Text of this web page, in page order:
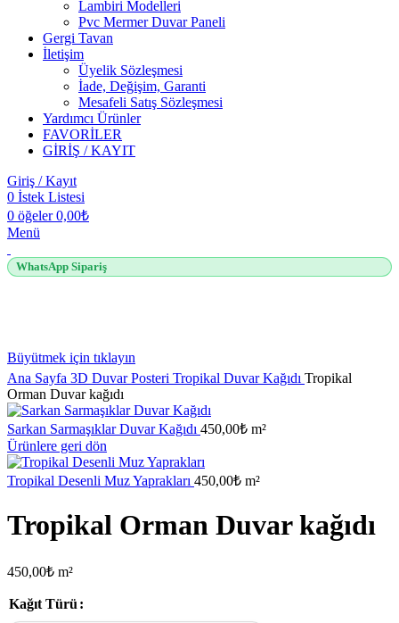
Lambiri Modelleri
Pvc Mermer Duvar Paneli
Gergi Tavan
İletişim
Üyelik Sözleşmesi
İade, Değişim, Garanti
Mesafeli Satış Sözleşmesi
Yardımcı Ürünler
FAVORİLER
GİRİŞ / KAYIT
Giriş / Kayıt
0 İstek Listesi
0 öğeler 0,00₺
Menü
WhatsApp Sipariş
Büyütmek için tıklayın
Ana Sayfa 3D Duvar Posteri Tropikal Duvar Kağıdı Tropikal
Orman Duvar kağıdı
Sarkan Sarmaşıklar Duvar Kağıdı 450,00₺ m²
Ürünlere geri dön
Tropikal Desenli Muz Yaprakları 450,00₺ m²
Tropikal Orman Duvar kağıdı
450,00₺ m²
Kağıt Türü